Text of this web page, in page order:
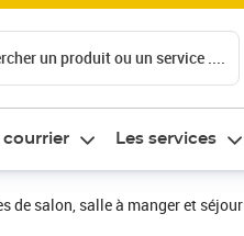
un produit ou un service ....
courrier Les services
de salon, salle à manger et séjour